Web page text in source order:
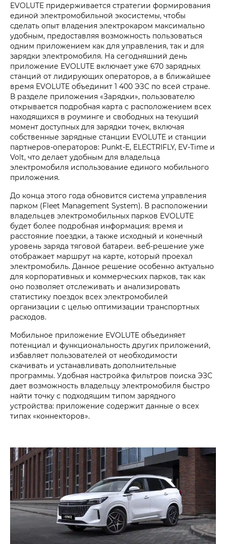
EVOLUTE придерживается стратегии формирования
единой электромобильной экосистемы, чтобы
сделать опыт владения электрокаром максимально
удобным, предоставляя возможность пользоваться
одним приложением как для управления, так и для
зарядки электромобиля. На сегодняшний день
приложение EVOLUTE включает уже 670 зарядных
станций от лидирующих операторов, а в ближайшее
время EVOLUTE объединит 1 400 ЭЗС по всей стране.
В разделе приложения «Зарядки», пользователю
открывается подробная карта с расположением всех
находящихся в роуминге и свободных на текущий
момент доступных для зарядки точек, включая
собственные зарядные станции EVOLUTE и станции
партнеров-операторов: Punkt-E, ELECTRIFLY, EV-Time и
Volt, что делает удобным для владельца
электромобиля использование единого мобильного
приложения.
До конца этого года обновится система управления
парком (Fleet Management System). В расположении
владельцев электромобильных парков EVOLUTE
будет более подробная информация: время и
расстояние поездки, а также исходный и конечный
уровень заряда тяговой батареи. веб-решение уже
отображает маршрут на карте, который проехал
электромобиль. Данное решение особенно актуально
для корпоративных и коммерческих парков, так как
оно позволяет отслеживать и анализировать
статистику поездок всех электромобилей
организации с целью оптимизации транспортных
расходов.
Мобильное приложение EVOLUTE объединяет
потенциал и функциональность других приложений,
избавляет пользователей от необходимости
скачивать и устанавливать дополнительные
программы. Удобная настройка фильтров поиска ЭЗС
дает возможность владельцу электромобиля быстро
найти точку с подходящим типом зарядного
устройства: приложение содержит данные о всех
типах «коннекторов».